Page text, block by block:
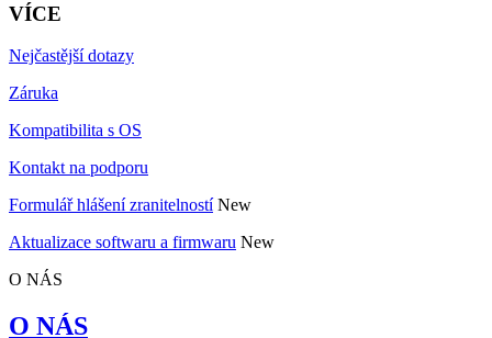
VÍCE
Nejčastější dotazy
Záruka
Kompatibilita s OS
Kontakt na podporu
Formulář hlášení zranitelností New
Aktualizace softwaru a firmwaru New
O NÁS
O NÁS